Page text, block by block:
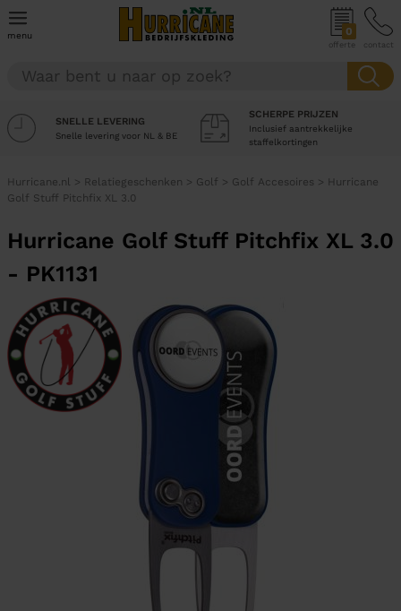
menu 0
offerte contact
SNELLE LEVERING
Snelle levering voor NL & BE
SCHERPE PRIJZEN
Inclusief aantrekkelijke
staffelkortingen
Hurricane.nl > Relatiegeschenken > Golf > Golf Accesoires >
Hurricane
Golf Stuff Pitchfix XL 3.0
Hurricane Golf Stuff Pitchfix XL 3.0
- PK1131